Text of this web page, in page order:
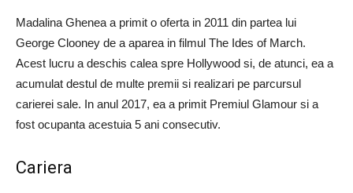
Madalina Ghenea a primit o oferta in 2011 din partea lui
George Clooney de a aparea in filmul The Ides of March.
Acest lucru a deschis calea spre Hollywood si, de atunci, ea a
acumulat destul de multe premii si realizari pe parcursul
carierei sale. In anul 2017, ea a primit Premiul Glamour si a
fost ocupanta acestuia 5 ani consecutiv.
Cariera